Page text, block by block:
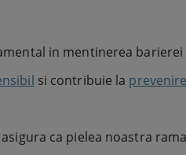
in mentinerea
si contribuie la
ca pielea noastra